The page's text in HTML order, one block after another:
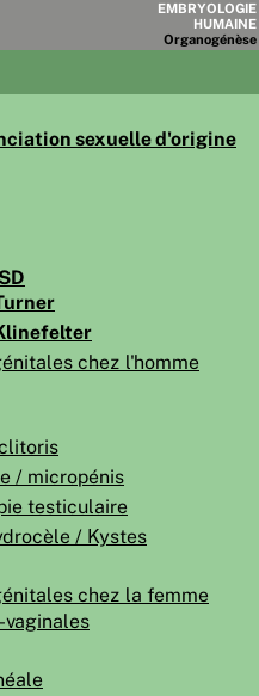
EMBRYOLOGIE
HUMAINE
Organogénèse
Module21
DES CHAPITRES
EMBRYOGÉNÈSE
ORGANOGÉNÈSE
RECHERCHER
sexuelle d'origine
chez l'homme
/ micropénis
testiculaire
/ Kystes
chez la femme